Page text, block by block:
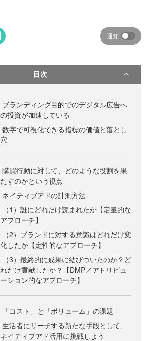
通知
目次
ブランディング目的でのデジタル広告へ
の投資が加速している
数字で可視化できる指標の価値と落とし
穴
購買行動に対して、どのような役割を果
たすのかという視点
ネイティブアドの計測方法
（1）誰にどれだけ読まれたか【定量的な
アプローチ】
（2）ブランドに対する意識はどれだけ変
化したか【定性的なアプローチ】
（3）最終的に成果に結びついたのか？ど
れだけ貢献したか？【DMP／アトリビュ
ーション的なアプローチ】
「コスト」と「ボリューム」の課題
生活者にリーチする新たな手段として、
ネイティブアド活用に挑戦しよう